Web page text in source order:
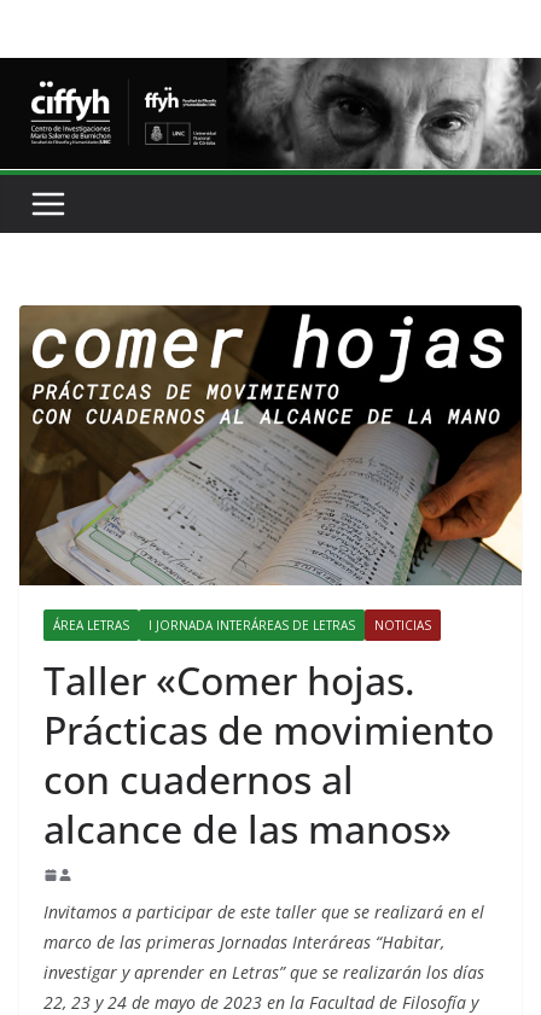
ÁREA LETRAS I JORNADA INTERÁREAS DE LETRAS NOTICIAS
Taller «Comer hojas.
Prácticas de movimiento
con cuadernos al
alcance de las manos»
Invitamos a participar de este taller que se realizará en el
marco de las primeras Jornadas Interáreas “Habitar,
investigar y aprender en Letras” que se realizarán los días
22, 23 y 24 de mayo de 2023 en la Facultad de Filosofía y